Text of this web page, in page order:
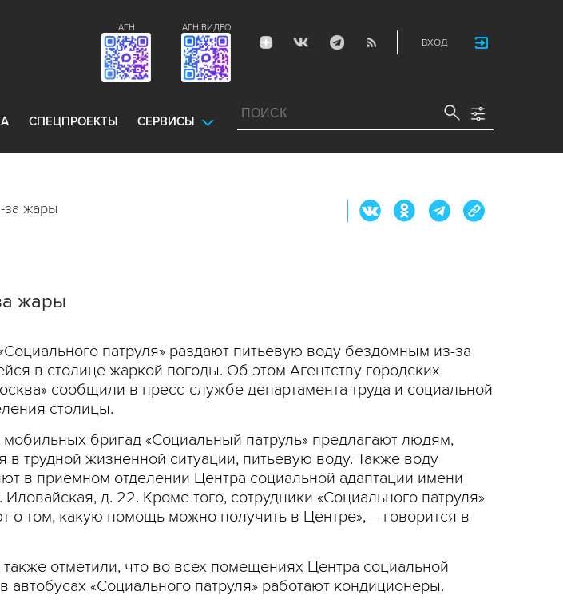
ВХОД
АГН ВИДЕО
АГН
СПЕЦПРОЕКТЫ СЕРВИСЫ
за жары
жары
патруля» раздают питьевую воду бездомным из-за
в столице жаркой погоды. Об этом Агентству городских
сообщили в пресс-службе департамента труда и социальной
столицы.
мобильных бригад «Социальный патруль» предлагают людям,
в трудной жизненной ситуации, питьевую воду. Также воду
в приемном отделении Центра социальной адаптации имени
Иловайская, д. 22. Кроме того, сотрудники «Социального патруля»
о том, какую помощь можно получить в Центре», – говорится в
отметили, что во всех помещениях Центра социальной
автобусах «Социального патруля» работают кондиционеры.